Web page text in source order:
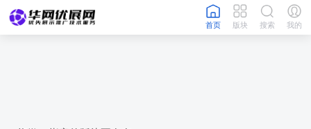
首页 版块 搜索 我的